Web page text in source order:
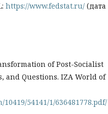
https://www.fedstat.ru/ (дата
of Post-Socialist
and Questions. IZA World of
54141/1/636481778.pdf/